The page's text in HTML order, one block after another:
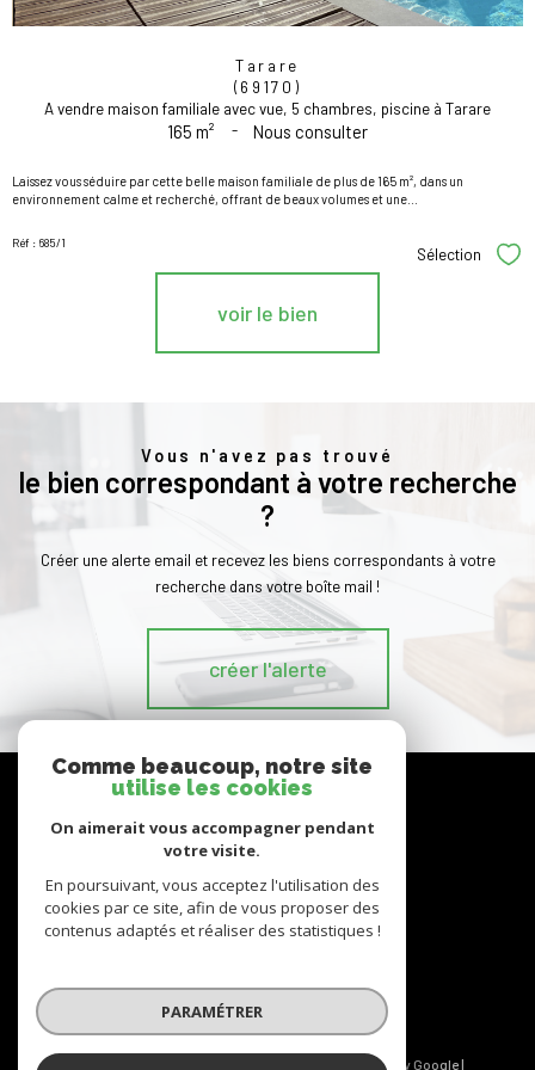
Tarare
(69170)
A vendre maison familiale avec vue, 5 chambres, piscine à Tarare
165 m² - Nous consulter
Laissez vous séduire par cette belle maison familiale de plus de 165 m², dans un
environnement calme et recherché, offrant de beaux volumes et une...
Réf : 685/1
Sélection
voir le bien
Vous n'avez pas trouvé
le bien correspondant à votre recherche
?
Créer une alerte email et recevez les biens correspondants à votre
recherche dans votre boîte mail !
créer l'alerte
nous
suivre
nous
adhérons
© 2026 | Tous droits réservés | Traduction powered by Google |
Comme beaucoup, notre site
utilise les cookies
On aimerait vous accompagner pendant
votre visite.
En poursuivant, vous acceptez l'utilisation des
cookies par ce site, afin de vous proposer des
contenus adaptés et réaliser des statistiques !
PARAMÉTRER